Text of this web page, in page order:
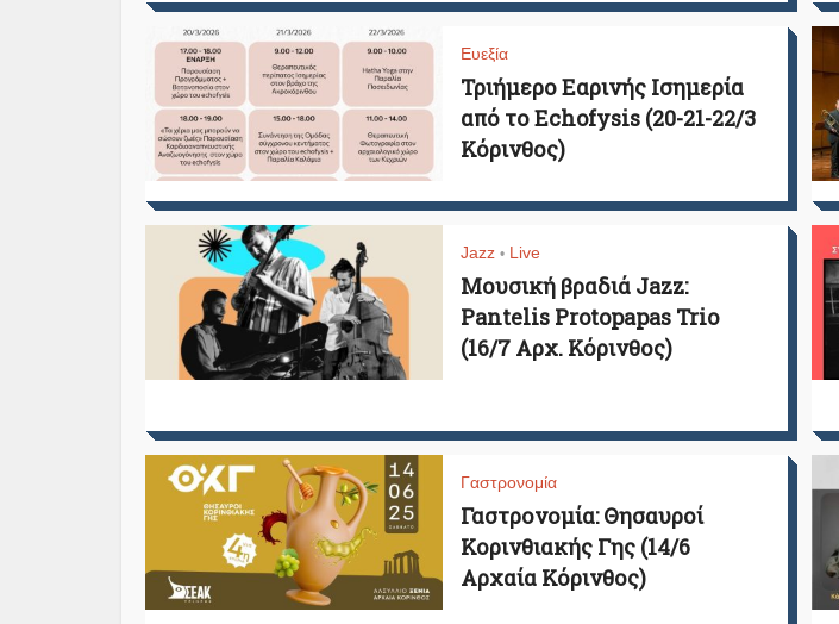
Ευεξία
Τριήμερο Εαρινής Ισημερία
από το Echofysis (20-21-22/3
Κόρινθος)
Jazz • Live
Μουσική βραδιά Jazz:
Pantelis Protopapas Trio
(16/7 Αρχ. Κόρινθος)
Γαστρονομία
Γαστρονομία: Θησαυροί
Κορινθιακής Γης (14/6
Αρχαία Κόρινθος)